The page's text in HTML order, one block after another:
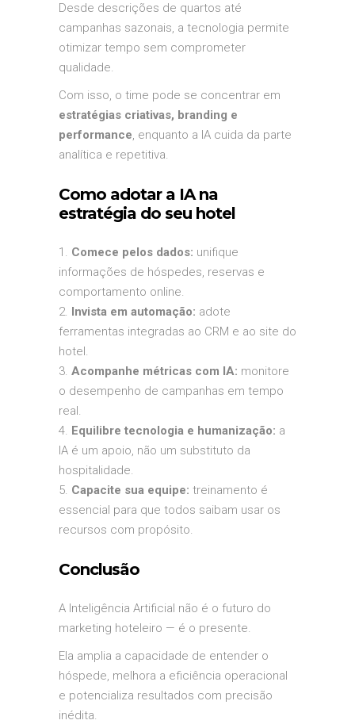
Desde descrições de quartos até
campanhas sazonais, a tecnologia permite
otimizar tempo sem comprometer
qualidade.
Com isso, o time pode se concentrar em
estratégias criativas, branding e
performance, enquanto a IA cuida da parte
analítica e repetitiva.
Como adotar a IA na
estratégia do seu hotel
Comece pelos dados: unifique
informações de hóspedes, reservas e
comportamento online.
Invista em automação: adote
ferramentas integradas ao CRM e ao site do
hotel.
Acompanhe métricas com IA: monitore
o desempenho de campanhas em tempo
real.
Equilibre tecnologia e humanização: a
IA é um apoio, não um substituto da
hospitalidade.
Capacite sua equipe: treinamento é
essencial para que todos saibam usar os
recursos com propósito.
Conclusão
A Inteligência Artificial não é o futuro do
marketing hoteleiro — é o presente.
Ela amplia a capacidade de entender o
hóspede, melhora a eficiência operacional
e potencializa resultados com precisão
inédita.